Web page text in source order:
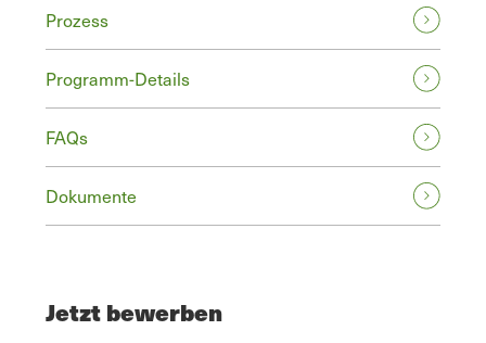
Prozess
Programm-Details
FAQs
Dokumente
Jetzt bewerben